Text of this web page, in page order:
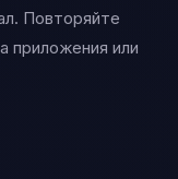
Повторяйте
приложения или